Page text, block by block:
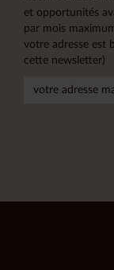
et opportunités
par mois
votre adresse est
cette newsletter)